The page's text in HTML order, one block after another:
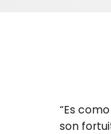
“Es
son